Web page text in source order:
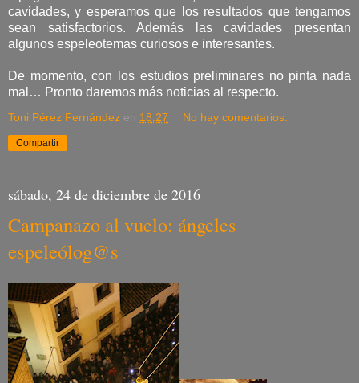
cavidades, y esperamos que los resultados que tengamos
sean satisfactorios. Además las cavidades presentan
algunos espeleotemas curiosos e interesantes.
De momento, con los estudios preliminares no pinta nada
mal… Pronto daremos más noticias al respecto.
Toni Pérez Fernández en 18:27 No hay comentarios:
Compartir
sábado, 24 de diciembre de 2016
Campanazo al vuelo: ángeles
espeleólog@s